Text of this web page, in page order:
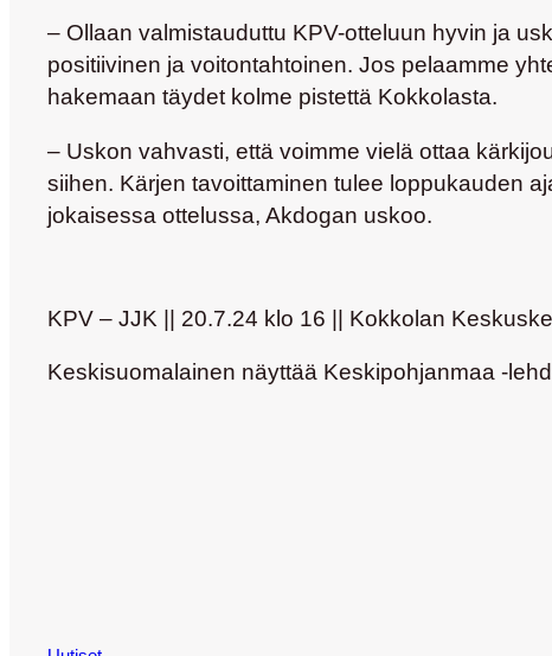
– Ollaan valmistauduttu KPV-otteluun hyvin ja
positiivinen ja voitontahtoinen. Jos pelaamme
hakemaan täydet kolme pistettä Kokkolasta.
– Uskon vahvasti, että voimme vielä ottaa
siihen. Kärjen tavoittaminen tulee loppukauden
jokaisessa ottelussa, Akdogan uskoo.
KPV – JJK || 20.7.24 klo 16 || Kokkolan
Keskisuomalainen näyttää Keskipohjanmaa -